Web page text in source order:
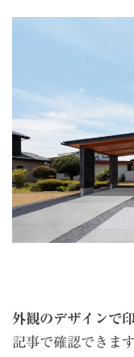
外観のデザインで
記事で確認できます